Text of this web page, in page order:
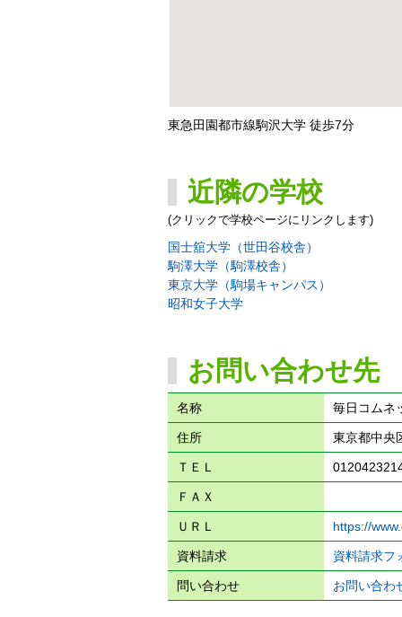
東急田園都市線駒沢大学 徒歩7分
近隣の学校
(クリックで学校ページにリンクします)
国士舘大学（世田谷校舎）
駒澤大学（駒澤校舎）
東京大学（駒場キャンパス）
昭和女子大学
お問い合わせ先
名称 毎日コムネ
住所 東京都中央
ＴＥＬ
ＦＡＸ
ＵＲＬ https://
資料請求 資料請求フ
問い合わせ お問い合わ